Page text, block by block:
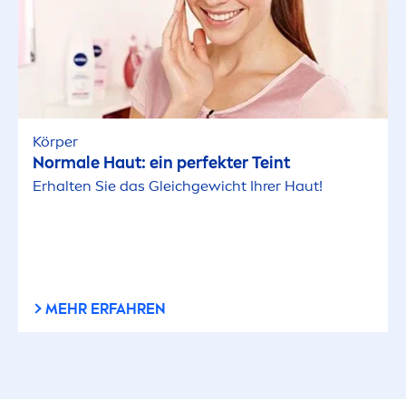
Körper
Normale Haut: ein perfekter Teint
Erhalten Sie das Gleichgewicht Ihrer Haut!
MEHR ERFAHREN